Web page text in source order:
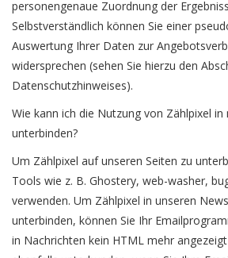
personengenaue Zuordnung der
Selbstverständlich können Sie einer
Auswertung Ihrer Daten zur
widersprechen (sehen Sie hierzu den
Datenschutzhinweises).
Wie kann ich die Nutzung von Zählpixel
unterbinden?
Um Zählpixel auf unseren Seiten zu
Tools wie z. B. Ghostery, web-washer,
verwenden. Um Zählpixel in unseren
unterbinden, können Sie Ihr
in Nachrichten kein HTML mehr